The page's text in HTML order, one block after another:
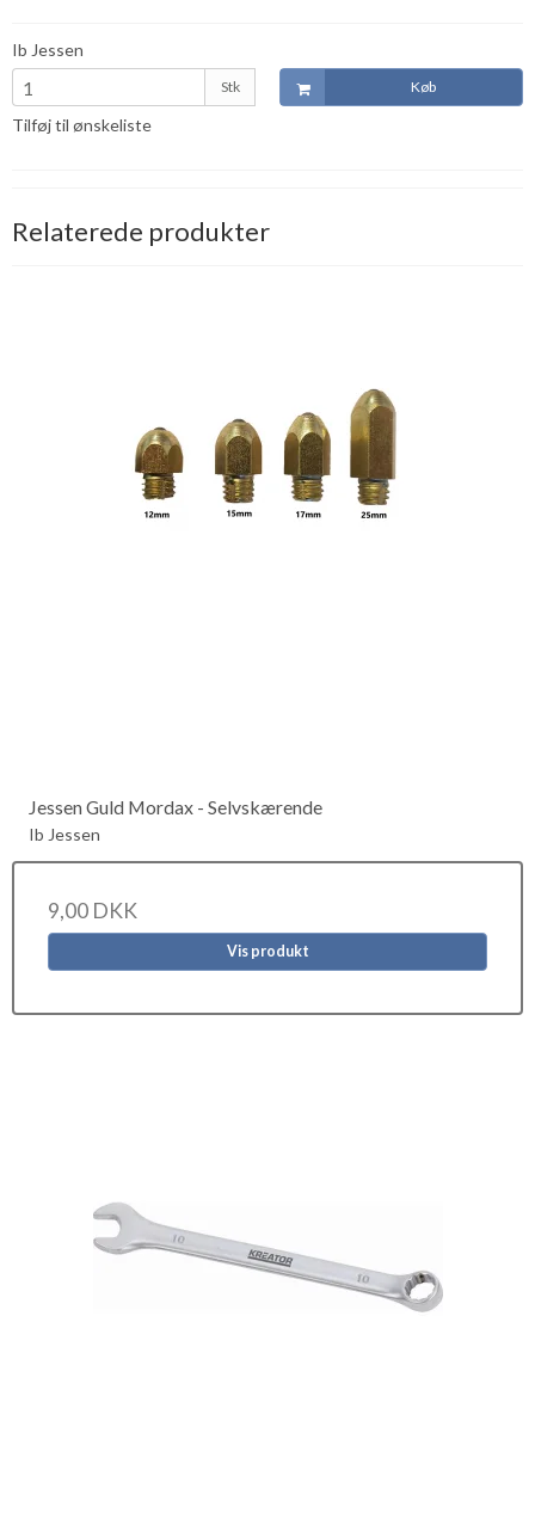
Ib Jessen
Stk Køb
Tilføj til ønskeliste
Relaterede produkter
Jessen Guld Mordax - Selvskærende
Ib Jessen
9,00 DKK
Vis produkt